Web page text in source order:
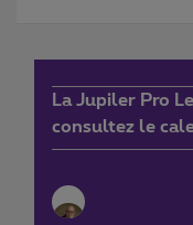
La Jupiler Pro
consultez le